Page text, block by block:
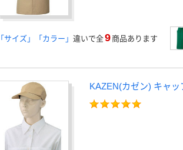
「サイズ」「カラー」 違いで全9 商品あります
KAZEN(カゼン) キャッ